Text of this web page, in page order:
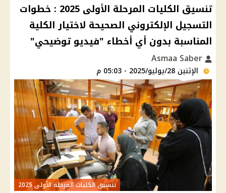
تنسيق الكليات المرحلة الأولى 2025 : خطوات
التسجيل الإلكتروني الصحيحة لاختيار الكلية
المناسبة بدون أي أخطاء "فيديو توضيحي"
الإثنين 28/يوليو/2025 - 05:03 م
تنسيق الكليات المرحلة الأولى 2025